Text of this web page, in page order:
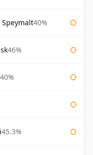
40%
46%
40%
45.3%